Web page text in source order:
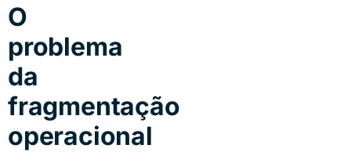
O
problema
da
fragmentação
operacional